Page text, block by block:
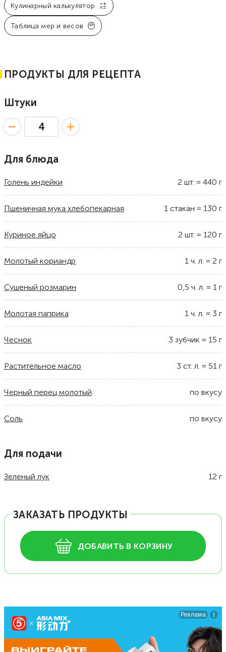
Кулинарный калькулятор
Таблица мер и весов
ПРОДУКТЫ ДЛЯ РЕЦЕПТА
Штуки
Для блюда
Голень индейки 2 шт. = 440 г
Пшеничная мука хлебопекарная 1 стакан = 130 г
Куриное яйцо 2 шт. = 120 г
Молотый кориандр 1 ч. л. = 2 г
Сушеный розмарин 0,5 ч. л. = 1 г
Молотая паприка 1 ч. л. = 3 г
Чеснок 3 зубчик = 15 г
Растительное масло 3 ст. л. = 51 г
Черный перец молотый по вкусу
Соль по вкусу
Для подачи
Зеленый лук 12 г
ЗАКАЗАТЬ ПРОДУКТЫ
ДОБАВИТЬ В КОРЗИНУ